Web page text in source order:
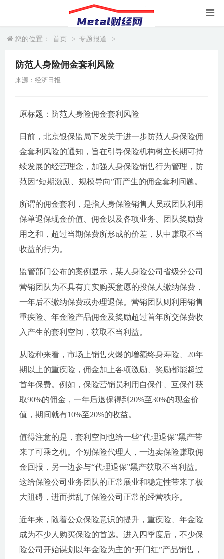
您的位置： 首页 > 专题报道 >
防范人身险佣金套利风险
来源：经济日报
原标题：防范人身险佣金套利风险
日前，北京银保监局下发关于进一步防范人身保险佣
金套利风险的通知，旨在引导保险机构树立长期可持
续发展的经营理念，加强人身保险销售行为管理，防
范因“短期激励、规模导向”而产生的佣金套利问题。
所谓的佣金套利，是指人身保险销售人员或团队利用
保单退保现金价值、佣金以及各项业务、团队奖励费
用之和，超过当期保费所形成的价差，从中赚取不当
收益的行为。
监管部门公布的案例显示，某人身险公司省级分公司
营销团队为不具有真实购买意愿的投保人缴纳保费，
一年后不缴纳保费或办理退保。营销团队则利用销售
重疾险、年金险产品佣金及奖励超过首年所交保费收
入产生的套利空间，获取不当利益。
从险种来看，市场上销售火爆的增额终身寿险、20年
期以上的重疾险，佣金加上各项激励、奖励都能超过
首年保费。例如，保险营销员利用自保件、互保件获
取90%的佣金，一年后退保得到20%至30%的现金价
值，期间就有10%至20%的收益。
值得注意的是，套利空间也给一些“代理退保”黑产带
来了可乘之机。个别保险代理人，一边卖保险赚取佣
金回报，另一边参与“代理退保”黑产获取不当利益。
这给保险公司业务团队的正常展业和稳定性带来了极
大阻碍，进而扰乱了保险公司正常的经营秩序。
近年来，随着公众保险意识的提升，重疾险、年金险
成为不少人购买保险的首选。进入四季度后，不少保
险公司开始谋划以年金险为主的“开门红”产品销售，